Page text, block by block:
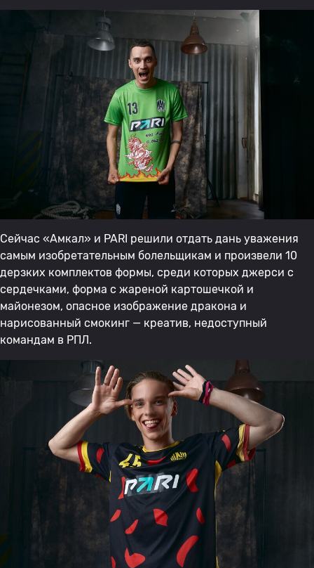
Сейчас «Амкал» и PARI решили отдать дань уважения
самым изобретательным болельщикам и произвели 10
дерзких комплектов формы, среди которых джерси с
сердечками, форма с жареной картошечкой и
майонезом, опасное изображение дракона и
нарисованный смокинг — креатив, недоступный
командам в РПЛ.